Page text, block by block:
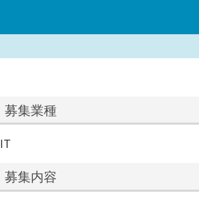
募集業種
IT
募集内容